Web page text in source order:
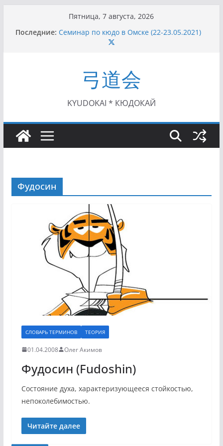
содержимому
Пятница, 7 августа, 2026
Последние: Семинар по кюдо в Омске (22-23.05.2021)
Чемпионат Росcии, Дёмино (2-5.09.2021)
II Кубок Посла Японии в России по Кюдо,
Орёл (25.07.2021)
I этап Кубка Московской области по Кюдо /
Сейдокан II (27.06.2021)
弓道会
KYUDOKAI * КЮДОКАЙ
Фудосин
СЛОВАРЬ ТЕРМИНОВ ТЕОРИЯ
01.04.2008 Олег Акимов
Фудосин (Fudoshin)
Состояние духа, характеризующееся стойкостью,
непоколебимостью.
Читайте далее